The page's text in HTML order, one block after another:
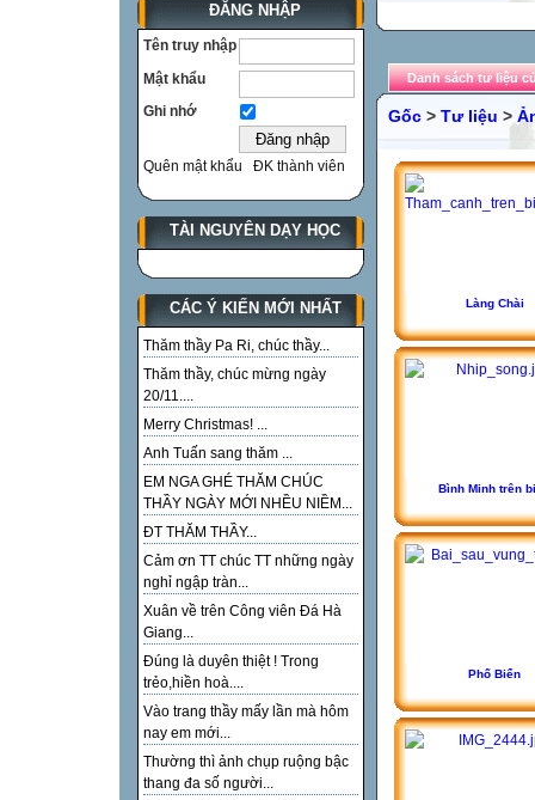
ĐĂNG NHẬP
Tên truy nhập
Mật khẩu
Ghi nhớ
Quên mật khẩu ĐK thành viên
TÀI NGUYÊN DẠY HỌC
CÁC Ý KIẾN MỚI NHẤT
Thăm thầy Pa Ri, chúc thầy...
Thăm thầy, chúc mừng ngày
20/11....
Merry Christmas! ...
Anh Tuấn sang thăm ...
EM NGA GHÉ THĂM CHÚC
THẦY NGÀY MỚI NHỀU NIỀM...
ĐT THĂM THẦY...
Cảm ơn TT chúc TT những ngày
nghỉ ngập tràn...
Xuân về trên Công viên Đá Hà
Giang...
Đúng là duyên thiệt ! Trong
trẻo,hiền hoà....
Vào trang thầy mấy lần mà hôm
nay em mới...
Thường thì ảnh chụp ruộng bậc
thang đa số người...
Danh sách tư liệu
Gốc > Tư liệu >
Làng Chài
Bình Minh trên
Phố Biển